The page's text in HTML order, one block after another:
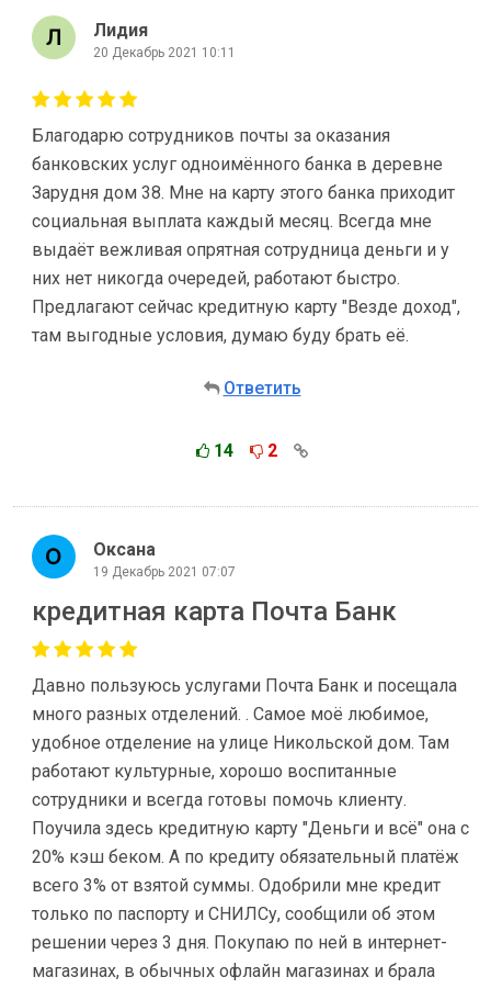
Лидия
20 Декабрь 2021 10:11
Благодарю сотрудников почты за оказания
банковских услуг одноимённого банка в деревне
Зарудня дом 38. Мне на карту этого банка приходит
социальная выплата каждый месяц. Всегда мне
выдаёт вежливая опрятная сотрудница деньги и у
них нет никогда очередей, работают быстро.
Предлагают сейчас кредитную карту "Везде доход",
там выгодные условия, думаю буду брать её.
Ответить
14 2
Оксана
19 Декабрь 2021 07:07
кредитная карта Почта Банк
Давно пользуюсь услугами Почта Банк и посещала
много разных отделений. . Самое моё любимое,
удобное отделение на улице Никольской дом. Там
работают культурные, хорошо воспитанные
сотрудники и всегда готовы помочь клиенту.
Поучила здесь кредитную карту "Деньги и всё" она с
20% кэш беком. А по кредиту обязательный платёж
всего 3% от взятой суммы. Одобрили мне кредит
только по паспорту и СНИЛСу, сообщили об этом
решении через 3 дня. Покупаю по ней в интернет-
магазинах, в обычных офлайн магазинах и брала